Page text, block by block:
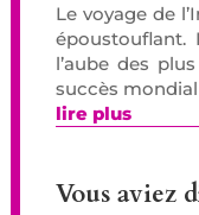
Le voyage de
l’aube des
succès
lire plus
Vous aviez